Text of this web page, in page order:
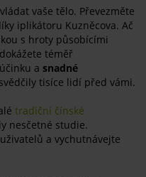
vaše tělo. Převezměte
iplikátoru Kuzněcova. Ač
s hroty působícími
dokážete téměř
a snadné
tisíce lidí před vámi.
tradiční čínské
nesčetné studie.
a vychutnávejte